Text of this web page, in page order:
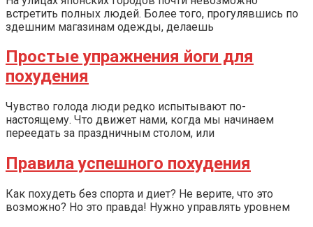
встретить полных людей. Более того, прогулявшись по
здешним магазинам одежды, делаешь
Простые упражнения йоги для
похудения
Чувство голода люди редко испытывают по-
настоящему. Что движет нами, когда мы начинаем
переедать за праздничным столом, или
Правила успешного похудения
Как похудеть без спорта и диет? Не верите, что это
возможно? Но это правда! Нужно управлять уровнем